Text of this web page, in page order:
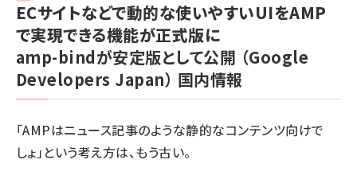
ECサイトなどで動的な使いやすいUIをAMP
で実現できる機能が正式版に
amp-bindが安定版として公開 （Google
Developers Japan） 国内情報
「AMPはニュース記事のような静的なコンテンツ向けで
しょ」という考え方は、もう古い。